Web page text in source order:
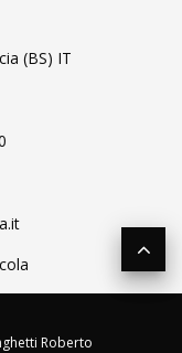
(BS) IT
Roberto